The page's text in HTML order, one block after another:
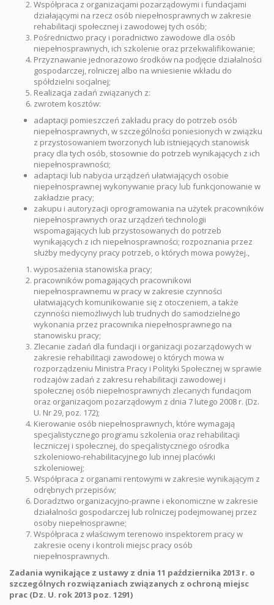
Współpraca z organizacjami pozarządowymi i fundacjami
działającymi na rzecz osób niepełnosprawnych w zakresie
rehabilitacji społecznej i zawodowej tych osób;
Pośrednictwo pracy i poradnictwo zawodowe dla osób
niepełnosprawnych, ich szkolenie oraz przekwalifikowanie;
Przyznawanie jednorazowo środków na podjęcie działalności
gospodarczej, rolniczej albo na wniesienie wkładu do
spółdzielni socjalnej;
Realizacja zadań związanych z:
zwrotem kosztów:
adaptacji pomieszczeń zakładu pracy do potrzeb osób
niepełnosprawnych, w szczególności poniesionych w związku
z przystosowaniem tworzonych lub istniejących stanowisk
pracy dla tych osób, stosownie do potrzeb wynikających z ich
niepełnosprawności;
adaptacji lub nabycia urządzeń ułatwiających osobie
niepełnosprawnej wykonywanie pracy lub funkcjonowanie w
zakładzie pracy;
zakupu i autoryzacji oprogramowania na użytek pracowników
niepełnosprawnych oraz urządzeń technologii
wspomagających lub przystosowanych do potrzeb
wynikających z ich niepełnosprawności; rozpoznania przez
służby medycyny pracy potrzeb, o których mowa powyżej.,
wyposażenia stanowiska pracy;
pracowników pomagających pracownikowi
niepełnosprawnemu w pracy w zakresie czynności
ułatwiających komunikowanie się z otoczeniem, a także
czynności niemożliwych lub trudnych do samodzielnego
wykonania przez pracownika niepełnosprawnego na
stanowisku pracy;
Zlecanie zadań dla fundacji i organizacji pozarządowych w
zakresie rehabilitacji zawodowej o których mowa w
rozporządzeniu Ministra Pracy i Polityki Społecznej w sprawie
rodzajów zadań z zakresu rehabilitacji zawodowej i
społecznej osób niepełnosprawnych zlecanych fundacjom
oraz organizacjom pozarządowym z dnia 7 lutego 2008 r. (Dz.
U. Nr 29, poz. 172);
Kierowanie osób niepełnosprawnych, które wymagają
specjalistycznego programu szkolenia oraz rehabilitacji
leczniczej i społecznej, do specjalistycznego ośrodka
szkoleniowo-rehabilitacyjnego lub innej placówki
szkoleniowej;
Współpraca z organami rentowymi w zakresie wynikającym z
odrębnych przepisów;
Doradztwo organizacyjno-prawne i ekonomiczne w zakresie
działalności gospodarczej lub rolniczej podejmowanej przez
osoby niepełnosprawne;
Współpraca z właściwym terenowo inspektorem pracy w
zakresie oceny i kontroli miejsc pracy osób
niepełnosprawnych.
Zadania wynikające z ustawy z dnia 11 października 2013 r. o
szczególnych rozwiązaniach związanych z ochroną miejsc
prac (Dz. U. rok 2013 poz. 1291)